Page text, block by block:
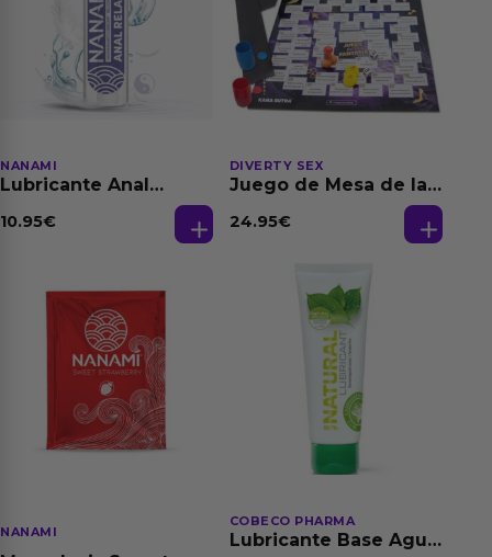
NANAMI
Lubricante Anal
Dilatación Base Agua
10.95€
DIVERTY SEX
Juego de Mesa de las
24.95€
NANAMI
COBECO PHARMA
Lubricante Base Agua